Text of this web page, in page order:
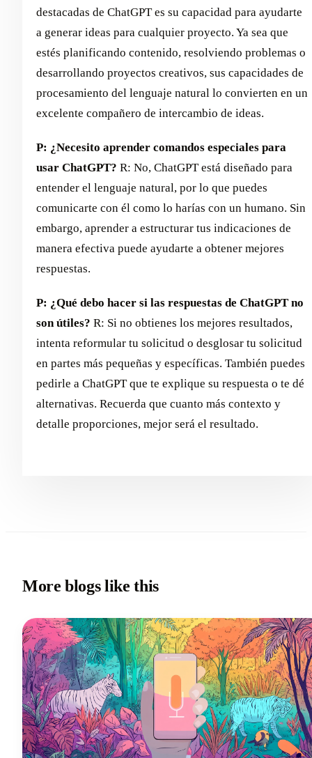
destacadas de ChatGPT es su capacidad para ayudarte
a generar ideas para cualquier proyecto. Ya sea que
estés planificando contenido, resolviendo problemas o
desarrollando proyectos creativos, sus capacidades de
procesamiento del lenguaje natural lo convierten en un
excelente compañero de intercambio de ideas.
P: ¿Necesito aprender comandos especiales para
usar ChatGPT? R: No, ChatGPT está diseñado para
entender el lenguaje natural, por lo que puedes
comunicarte con él como lo harías con un humano. Sin
embargo, aprender a estructurar tus indicaciones de
manera efectiva puede ayudarte a obtener mejores
respuestas.
P: ¿Qué debo hacer si las respuestas de ChatGPT no
son útiles? R: Si no obtienes los mejores resultados,
intenta reformular tu solicitud o desglosar tu solicitud
en partes más pequeñas y específicas. También puedes
pedirle a ChatGPT que te explique su respuesta o te dé
alternativas. Recuerda que cuanto más contexto y
detalle proporciones, mejor será el resultado.
More blogs like this